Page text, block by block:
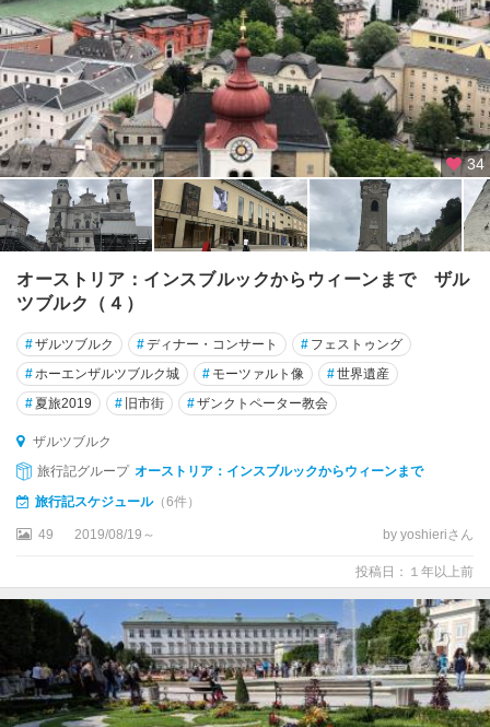
34
オーストリア：インスブルックからウィーンまで ザル
ツブルク（４）
#ザルツブルク #ディナー・コンサート # フェストゥング
# ホーエンザルツブルク城 # モーツァルト像 #世界遺産
# 夏旅2019 # 旧市街 #ザンクトペーター教会
ザルツブルク
旅行記グループ オーストリア：インスブルックからウィーンまで
旅行記スケジュール（6件）
49 2019/08/19～ by yoshieriさん
投稿日：１年以上前